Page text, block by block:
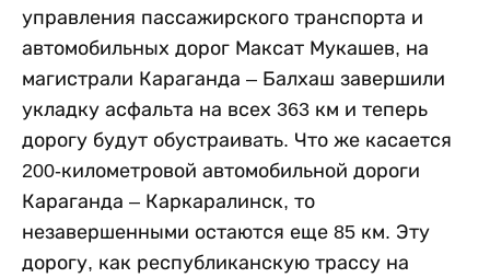
управления пассажирского транспорта и
автомобильных дорог Максат Мукашев, на
магистрали Караганда – Балхаш завершили
укладку асфальта на всех 363 км и теперь
дорогу будут обустраивать. Что же касается
200-километровой автомобильной дороги
Караганда – Каркаралинск, то
незавершенными остаются еще 85 км. Эту
дорогу, как республиканскую трассу на